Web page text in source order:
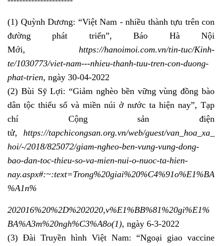
(1) Quỳnh Dương: “Việt Nam - nhiều thành tựu trên con
đường phát triển”, Báo Hà Nội
Mới, https://hanoimoi.com.vn/tin-tuc/Kinh-
te/1030773/viet-nam---nhieu-thanh-tuu-tren-con-duong-
phat-trien, ngày 30-04-2022
(2) Bùi Sỹ Lợi: “Giảm nghèo bền vững vùng đồng bào
dân tộc thiểu số và miền núi ở nước ta hiện nay”, Tạp
chí Cộng sản điện
tử, https://tapchicongsan.org.vn/web/guest/van_hoa_xa_
hoi/-/2018/825072/giam-ngheo-ben-vung-vung-dong-
bao-dan-toc-thieu-so-va-mien-nui-o-nuoc-ta-hien-
nay.aspx#:~:text=Trong%20giai%20%C4%91o%E1%BA
%A1n%
202016%20%2D%202020,v%E1%BB%81%20gi%E1%
BA%A3m%20ngh%C3%A8o(1), ngày 6-3-2022
(3) Đài Truyền hình Việt Nam: “Ngoại giao vaccine